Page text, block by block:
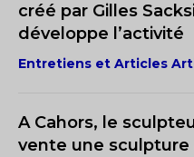
créé par Gilles
développe l’activité
Entretiens et Articles
A Cahors, le
vente une sculpture